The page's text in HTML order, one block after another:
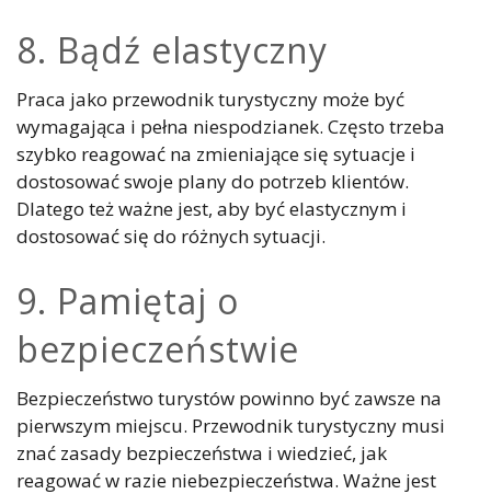
8. Bądź elastyczny
Praca jako przewodnik turystyczny może być
wymagająca i pełna niespodzianek. Często trzeba
szybko reagować na zmieniające się sytuacje i
dostosować swoje plany do potrzeb klientów.
Dlatego też ważne jest, aby być elastycznym i
dostosować się do różnych sytuacji.
9. Pamiętaj o
bezpieczeństwie
Bezpieczeństwo turystów powinno być zawsze na
pierwszym miejscu. Przewodnik turystyczny musi
znać zasady bezpieczeństwa i wiedzieć, jak
reagować w razie niebezpieczeństwa. Ważne jest